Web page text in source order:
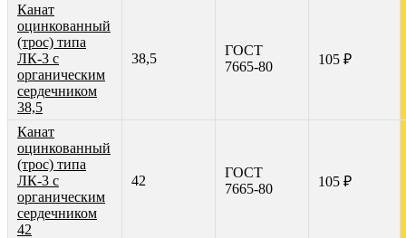
Канат
оцинкованный
(трос) типа
ЛК-3 с
органическим
сердечником
38,5
38,5
ГОСТ
7665-80
105 ₽
Канат
оцинкованный
(трос) типа
ЛК-3 с
органическим
сердечником
42
42
ГОСТ
7665-80
105 ₽